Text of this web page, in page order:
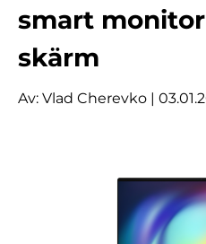
smart
skärm
Av: Vlad Cherevko |